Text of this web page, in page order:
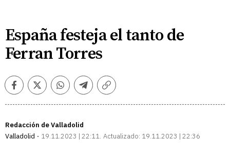
España festeja el tanto de
Ferran Torres
FacebookTwitterWhatsappTelegramCopiar
Redacción de Valladolid
Valladolid
19.11.2023 | 22:11 Actualizado: 19.11.2023 | 22:36